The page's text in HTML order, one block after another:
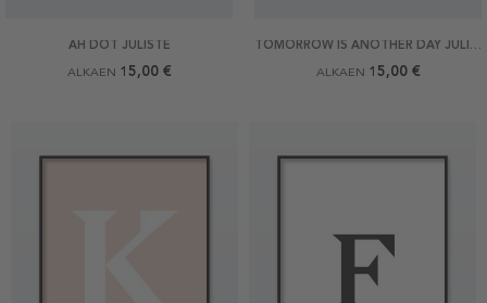
AH DOT JULISTE
ALKAEN 15,00 €
TOMORROW IS ANOTHER DAY JULISTE
ALKAEN 15,00 €